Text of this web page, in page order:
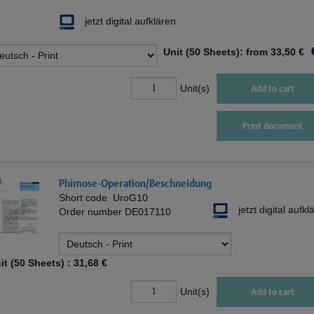
jetzt digital aufklären
Unit (50 Sheets): from 33,50 €
Unit(s) Add to cart
Print document
Phimose-Operation/Beschneidung
Short code UroG10
Order number DE017110 jetzt digital
(50 Sheets) : 31,68 €
Unit(s) Add to cart